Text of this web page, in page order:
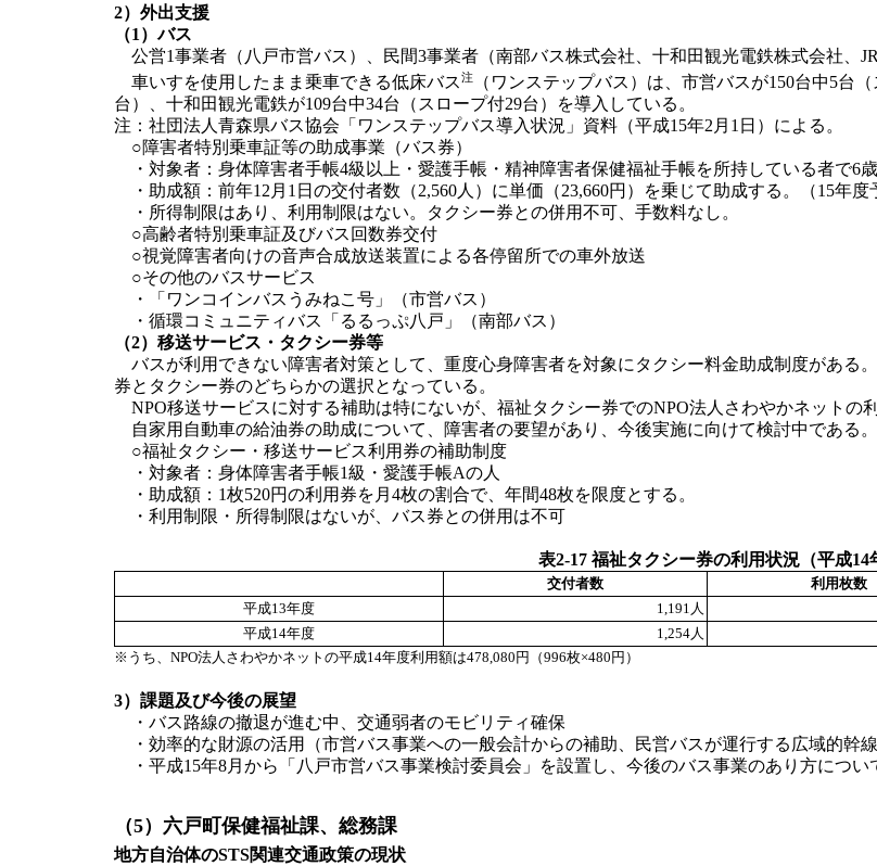
2）外出支援
（1）バス
公営1事業者（八戸市営バス）、民間3事業者（南部バス株式会社、十和田観光電鉄株式会社、
車いすを使用したまま乗車できる低床バス注
（ワンステップバス）は、市営バスが150台中5台
台）、十和田観光電鉄が109台中34台（スロープ付29台）を導入している。
注：社団法人青森県バス協会「ワンステップバス導入状況」資料（平成15年2月1日）による。
○障害者特別乗車証等の助成事業（バス券）
・対象者：身体障害者手帳4級以上・愛護手帳・精神障害者保健福祉手帳を所持している者で6
・助成額：前年12月1日の交付者数（2,560人）に単価（23,660円）を乗じて助成する。（15年度
・所得制限はあり、利用制限はない。タクシー券との併用不可、手数料なし。
○高齢者特別乗車証及びバス回数券交付
○視覚障害者向けの音声合成放送装置による各停留所での車外放送
○その他のバスサービス
・「ワンコインバスうみねこ号」（市営バス）
・循環コミュニティバス「るるっぷ八戸」（南部バス）
（2）移送サービス・タクシー券等
バスが利用できない障害者対策として、重度心身障害者を対象にタクシー料金助成制度がある
券とタクシー券のどちらかの選択となっている。
NPO移送サービスに対する補助は特にないが、福祉タクシー券でのNPO法人さわやかネットの
自家用自動車の給油券の助成について、障害者の要望があり、今後実施に向けて検討中である。
○福祉タクシー・移送サービス利用券の補助制度
・対象者：身体障害者手帳1級・愛護手帳Aの人
・助成額：1枚520円の利用券を月4枚の割合で、年間48枚を限度とする。
・利用制限・所得制限はないが、バス券との併用は不可
表2-17 福祉タクシー券の利用状況（平成14
交付者数 利用枚数
平成13年度
1,191人
平成14年度
1,254人
※うち、NPO法人さわやかネットの平成14年度利用額は478,080円（996枚×480円）
3）課題及び今後の展望
・バス路線の撤退が進む中、交通弱者のモビリティ確保
・効率的な財源の活用（市営バス事業への一般会計からの補助、民営バスが運行する広域的幹
・平成15年8月から「八戸市営バス事業検討委員会」を設置し、今後のバス事業のあり方につい
（5）六戸町保健福祉課、総務課
地方自治体のSTS関連交通政策の現状